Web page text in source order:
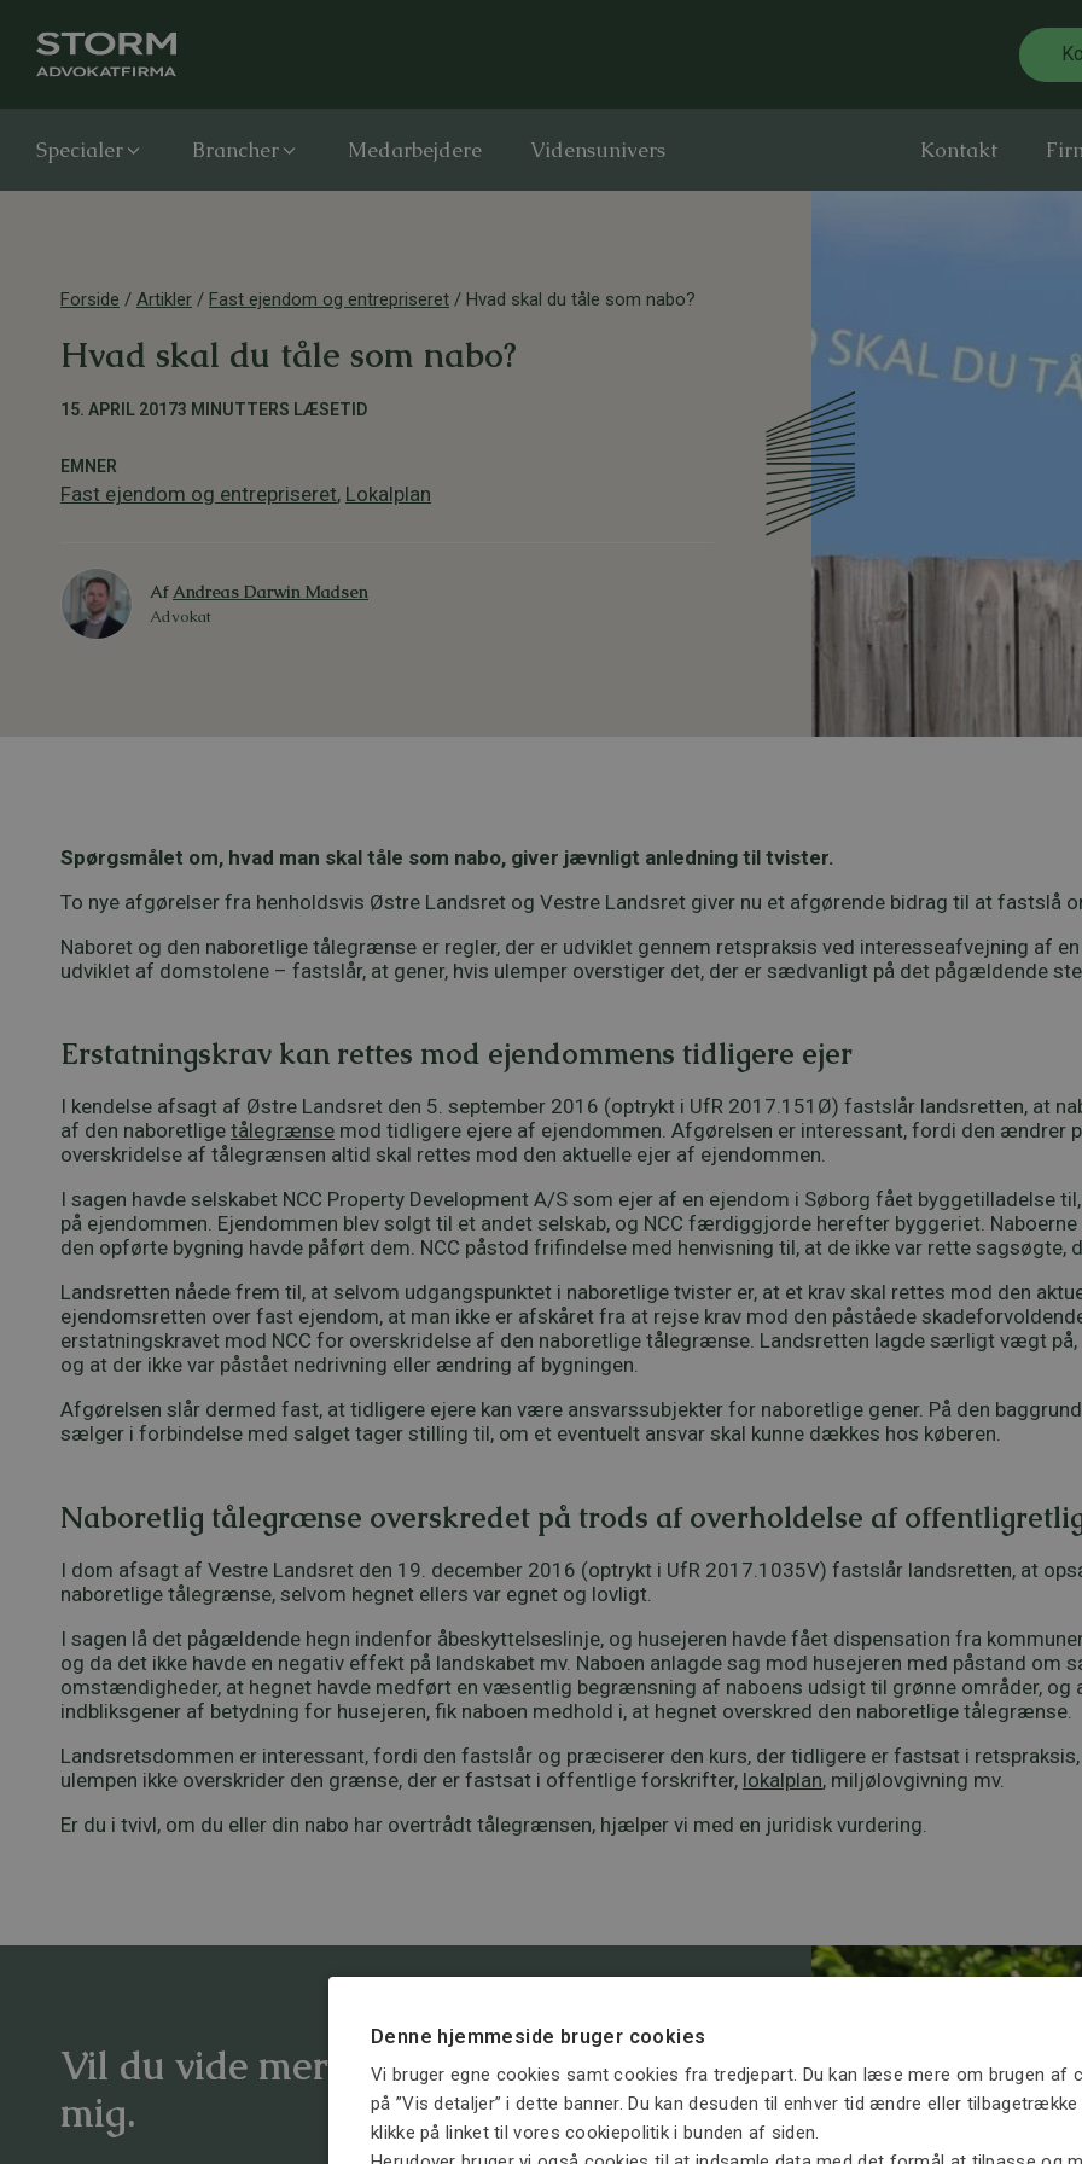
Specialer Brancher Medarbejdere Vidensunivers Kontakt
Forside / Artikler / Fast ejendom og entrepriseret / Hvad skal du tåle som nabo?
Hvad skal du tåle som nabo?
15. APRIL 20173 MINUTTERS LÆSETID
EMNER
Fast ejendom og entrepriseret, Lokalplan
AfAndreas Darwin Madsen
Advokat
Spørgsmålet om, hvad man skal tåle som nabo, giver jævnligt anledning til tvister.
To nye afgørelser fra henholdsvis Østre Landsret og Vestre Landsret giver nu et afgørende bidrag til at fastslå
Naboret og den naboretlige tålegrænse er regler, der er udviklet gennem retspraksis ved interesseafvejning af
udviklet af domstolene – fastslår, at gener, hvis ulemper overstiger det, der er sædvanligt på det pågældende
Erstatningskrav kan rettes mod ejendommens tidligere ejer
I kendelse afsagt af Østre Landsret den 5. september 2016 (optrykt i UfR 2017.151Ø) fastslår landsretten, at
af den naboretlige tålegrænse mod tidligere ejere af ejendommen. Afgørelsen er interessant, fordi den ændrer
overskridelse af tålegrænsen altid skal rettes mod den aktuelle ejer af ejendommen.
I sagen havde selskabet NCC Property Development A/S som ejer af en ejendom i Søborg fået byggetilladelse
på ejendommen. Ejendommen blev solgt til et andet selskab, og NCC færdiggjorde herefter byggeriet.
den opførte bygning havde påført dem. NCC påstod frifindelse med henvisning til, at de ikke var rette sagsøgte,
Landsretten nåede frem til, at selvom udgangspunktet i naboretlige tvister er, at et krav skal rettes mod den
ejendomsretten over fast ejendom, at man ikke er afskåret fra at rejse krav mod den påståede
erstatningskravet mod NCC for overskridelse af den naboretlige tålegrænse. Landsretten lagde særligt vægt
og at der ikke var påstået nedrivning eller ændring af bygningen.
Afgørelsen slår dermed fast, at tidligere ejere kan være ansvarssubjekter for naboretlige gener. På den
sælger i forbindelse med salget tager stilling til, om et eventuelt ansvar skal kunne dækkes hos køberen.
Naboretlig tålegrænse overskredet på trods af overholdelse af
I dom afsagt af Vestre Landsret den 19. december 2016 (optrykt i UfR 2017.1035V) fastslår landsretten, at
naboretlige tålegrænse, selvom hegnet ellers var egnet og lovligt.
I sagen lå det pågældende hegn indenfor åbeskyttelseslinje, og husejeren havde fået dispensation fra
og da det ikke havde en negativ effekt på landskabet mv. Naboen anlagde sag mod husejeren med påstand
omstændigheder, at hegnet havde medført en væsentlig begrænsning af naboens udsigt til grønne områder,
indbliksgener af betydning for husejeren, fik naboen medhold i, at hegnet overskred den naboretlige tålegrænse.
Landsretsdommen er interessant, fordi den fastslår og præciserer den kurs, der tidligere er fastsat i
ulempen ikke overskrider den grænse, der er fastsat i offentlige forskrifter, lokalplan, miljølovgivning mv.
Er du i tvivl, om du eller din nabo har overtrådt tålegrænsen, hjælper vi med en juridisk vurdering.
Vil du vide mere om emnet, kontakt
mig.
Denne hjemmeside bruger cookies
Vi bruger egne cookies samt cookies fra tredjepart. Du kan læse mere om brugen af
på ”Vis detaljer” i dette banner. Du kan desuden til enhver tid ændre eller
klikke på linket til vores cookiepolitik i bunden af siden.